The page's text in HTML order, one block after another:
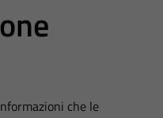
che le